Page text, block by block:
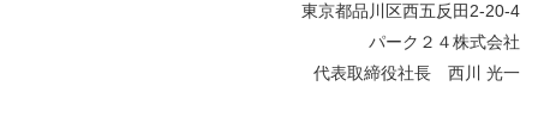
東京都品川区西五反田2-20-4
パーク２４株式会社
代表取締役社長 西川 光一